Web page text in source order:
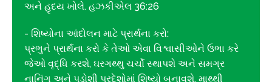
અને હૃદય ખોલે. હઝકીએલ 36:26
- શિષ્યોના આંદોલન માટે પ્રાર્થના કરો:
પ્રભુને પ્રાર્થના કરો કે તેઓ એવા વિશ્વાસીઓને ઉભા કરે
જેઓ વૃદ્ધિ કરશે, ઘરગથ્થુ ચર્ચો સ્થાપશે અને સમગ્ર
નાનિંગ અને પડોશી પ્રદેશોમાં શિષ્યો બનાવશે. માથ્થી